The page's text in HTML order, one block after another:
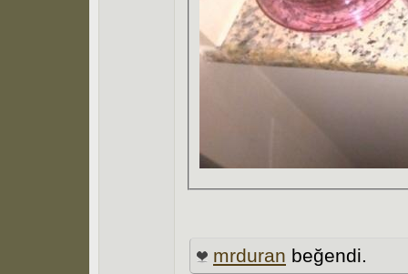
mrduran beğendi.